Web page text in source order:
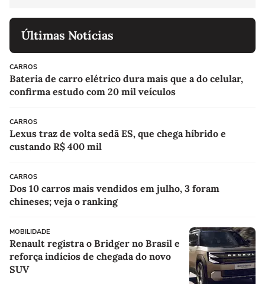
Últimas Notícias
CARROS
Bateria de carro elétrico dura mais que a do celular,
confirma estudo com 20 mil veículos
CARROS
Lexus traz de volta sedã ES, que chega híbrido e
custando R$ 400 mil
CARROS
Dos 10 carros mais vendidos em julho, 3 foram
chineses; veja o ranking
MOBILIDADE
Renault registra o Bridger no Brasil e
reforça indícios de chegada do novo
SUV